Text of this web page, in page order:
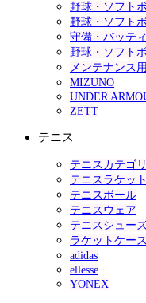
野球・ソフト
野球・ソフト
守備・バッテ
野球・ソフト
メンテナンス
MIZUNO
UNDER
ZETT
テニス
テニスカテゴ
テニスラケット
テニスボール
テニスウェア
テニスシュー
ラケットケース
adidas
ellesse
YONEX